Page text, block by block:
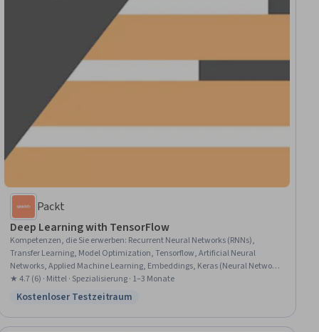
Packt
Deep Learning with TensorFlow
Kompetenzen, die Sie erwerben: Recurrent Neural Networks (RNNs),
Transfer Learning, Model Optimization, Tensorflow, Artificial Neural
Networks, Applied Machine Learning, Embeddings, Keras (Neural Network
Library), Deep Learning, Time Series Analysis and Forecasting, Fine-
tuning, Image Analysis, Classification Algorithms, Convolutional Neural
Forecasting, Machine Learning, Text Mining
★ 4.7 (6) · Mittel · Spezialisierung · 1–3 Monate
Status: Kostenloser Testzeitraum
Kostenloser Testzeitraum